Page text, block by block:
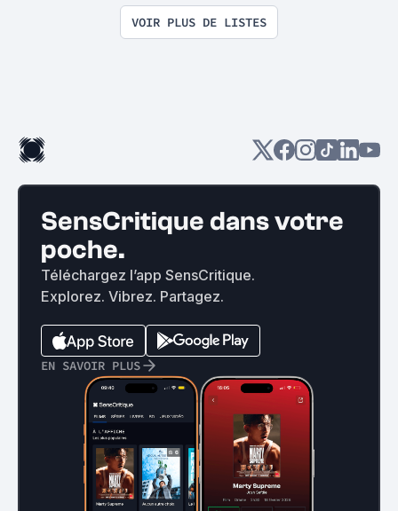
VOIR PLUS DE LISTES
SensCritique dans votre
poche.
Téléchargez l’app SensCritique.
Explorez. Vibrez. Partagez.
EN SAVOIR PLUS